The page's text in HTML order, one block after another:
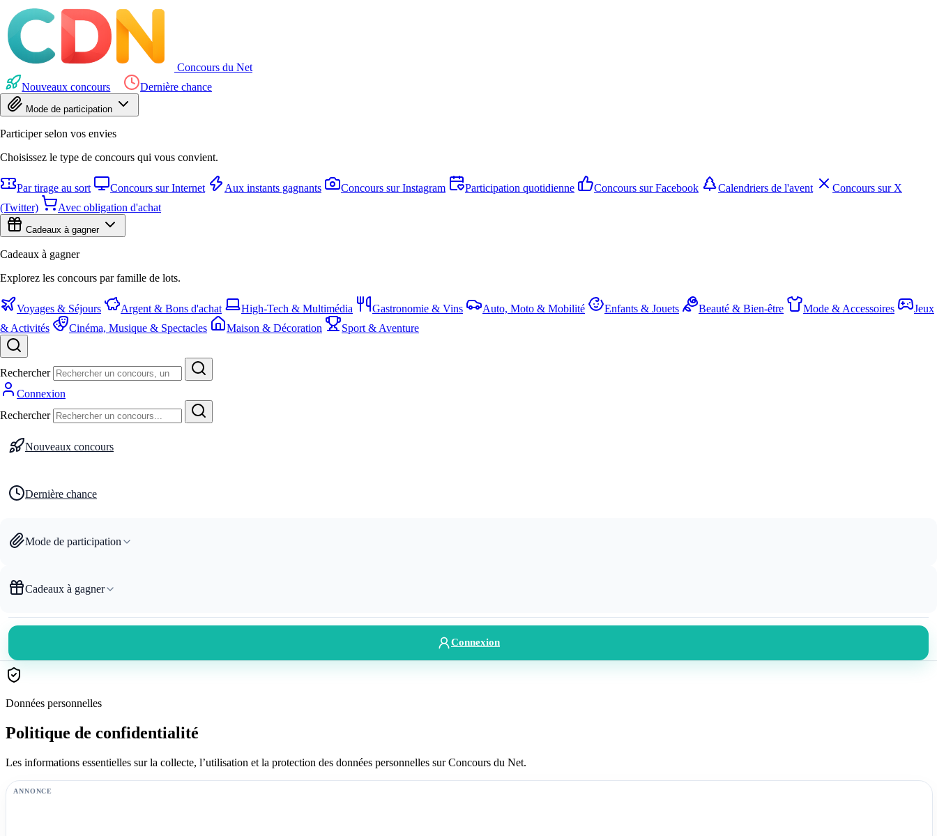
Concours du Net
Nouveaux concours
Dernière chance
Mode de participation
Participer selon vos envies
Choisissez le type de concours qui vous convient.
Par tirage au sort Concours sur Internet Aux instants gagnants Concours sur Instagram Participation quotidienne Concours sur Facebook Calendriers de l'avent
Concours sur X
(Twitter)
Avec obligation d'achat
Cadeaux à gagner
Cadeaux à gagner
Explorez les concours par famille de lots.
Voyages & Séjours Argent & Bons d'achat High-Tech & Multimédia Gastronomie & Vins Auto, Moto & Mobilité Enfants & Jouets Beauté & Bien-être Mode & Accessoires
Jeux
& Activités
Cinéma, Musique & Spectacles Maison & Décoration Sport & Aventure
Rechercher
Connexion
Rechercher
Nouveaux concours
Dernière chance
Mode de participation
Cadeaux à gagner
Connexion
Données personnelles
Politique de confidentialité
Les informations essentielles sur la collecte, l’utilisation et la protection des données personnelles sur Concours du Net.
ANNONCE